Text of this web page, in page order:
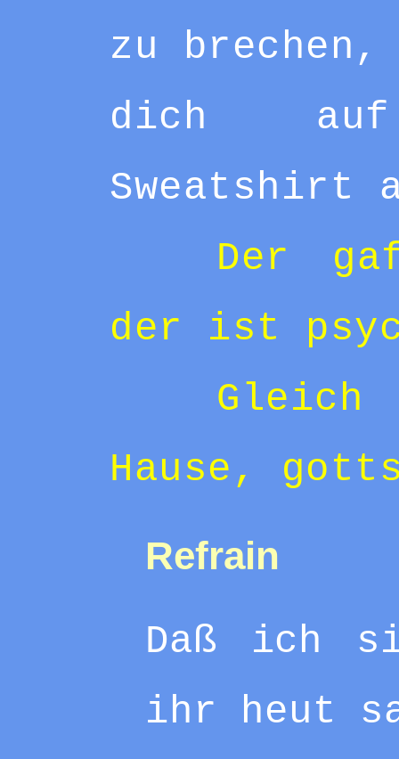
zu brechen,
dich
Sweatshirt
Der
der ist
Hause,
Refrain
Daß ich
ihr heut